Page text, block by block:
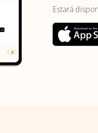
Estará